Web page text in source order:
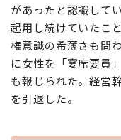
があったと認識して
起用し続けていたこ
権意識の希薄さも問
に女性を「宴席要員
も報じられた。経営
を引退した。